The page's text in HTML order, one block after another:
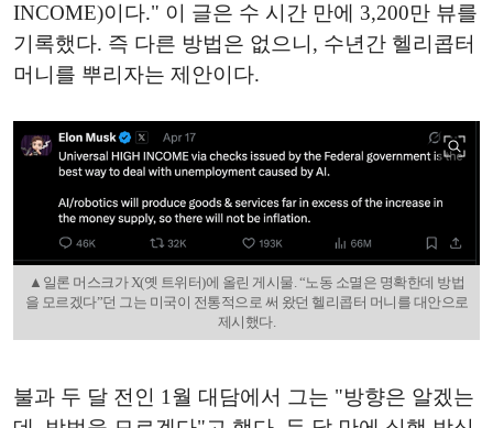
INCOME)이다." 이 글은 수 시간 만에 3,200만 뷰를
기록했다. 즉 다른 방법은 없으니, 수년간 헬리콥터
머니를 뿌리자는 제안이다.
▲일론 머스크가 X(옛 트위터)에 올린 게시물. “노동 소멸은 명확한데 방법
을 모르겠다”던 그는 미국이 전통적으로 써 왔던 헬리콥터 머니를 대안으로
제시했다.
불과 두 달 전인 1월 대담에서 그는 "방향은 알겠는